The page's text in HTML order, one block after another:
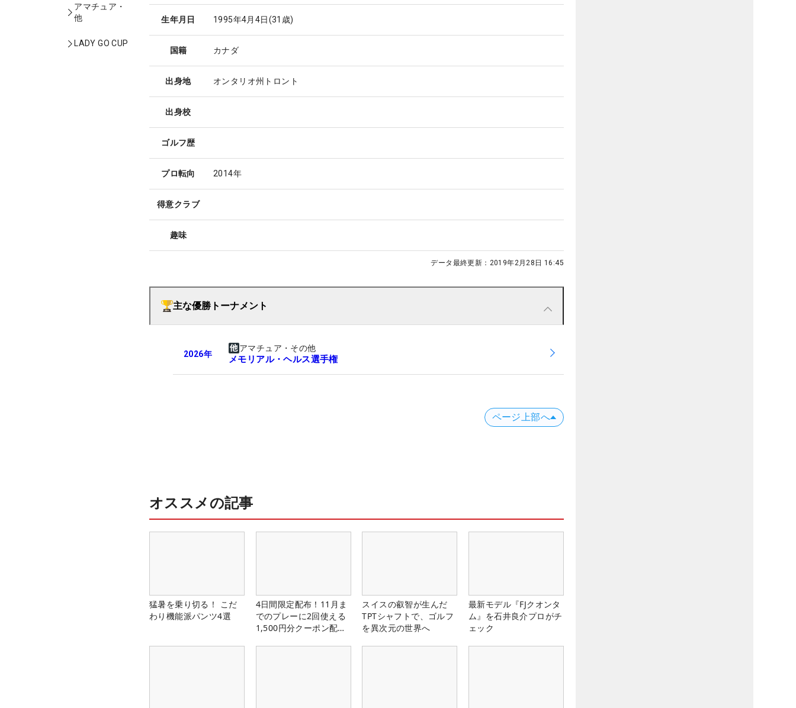
アマチュア・
他
LADY GO CUP
生年月日 1995年4月4日(31歳)
国籍 カナダ
出身地 オンタリオ州トロント
出身校
ゴルフ歴
プロ転向 2014年
得意クラブ
趣味
データ最終更新： 2019年2月28日 16:45
主な優勝トーナメント
2026年
アマチュア・その他
メモリアル・ヘルス選手権
ページ上部へ
オススメの記事
猛暑を乗り切る！ こだ
わり機能派パンツ4選
4日間限定配布！11月ま
でのプレーに2回使える
1,500円分クーポン配布
スイスの叡智が生んだ
TPTシャフトで、ゴルフ
を異次元の世界へ
最新モデル『FJクオンタ
ム』を石井良介プロがチ
ェック